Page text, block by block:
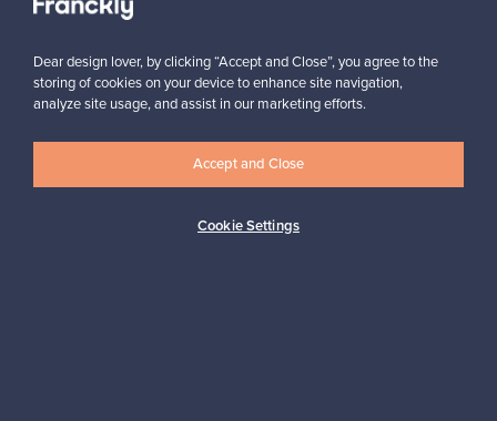
Aitoa designia Turvalliset maksut
Dear design lover, by clicking “Accept and Close”, you agree to the
storing of cookies on your device to enhance site navigation,
analyze site usage, and assist in our marketing efforts.
Cookie Settings
Accept and Close